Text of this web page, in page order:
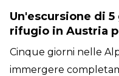
Un'escursione di
rifugio in Austria
Cinque giorni nelle
immergere